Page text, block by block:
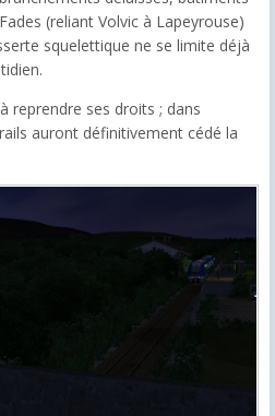
(reliant Volvic à Lapeyrouse)
squelettique ne se limite déjà
reprendre ses droits ; dans
auront définitivement cédé la